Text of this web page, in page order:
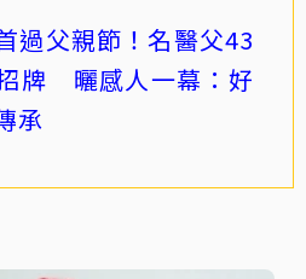
過父親節！名醫父43
牌 曬感人一幕：好
承